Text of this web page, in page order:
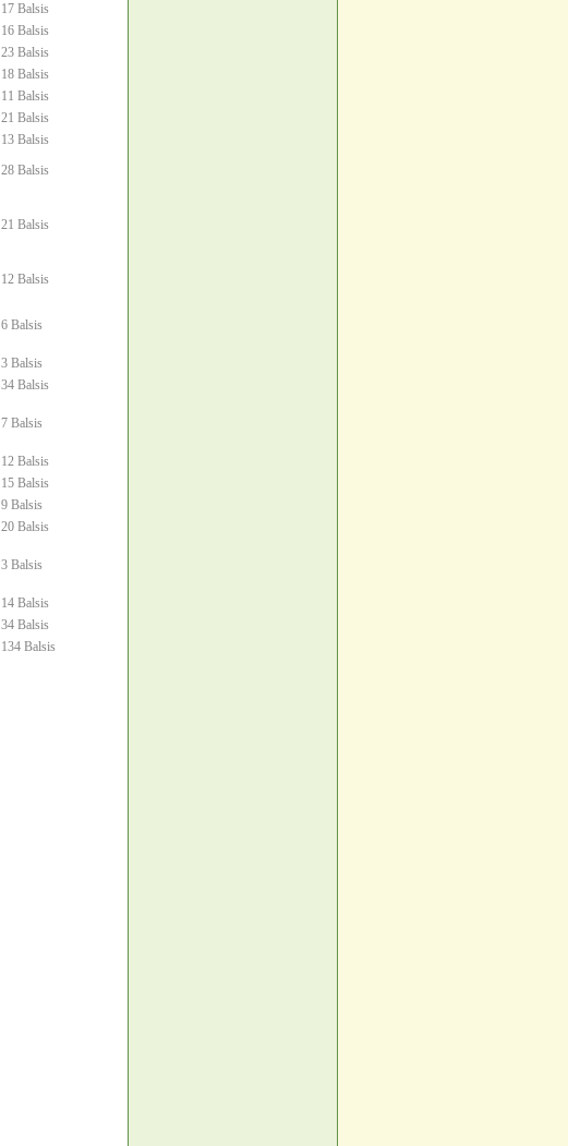
17 Balsis
16 Balsis
23 Balsis
18 Balsis
11 Balsis
21 Balsis
13 Balsis
28 Balsis
21 Balsis
12 Balsis
6 Balsis
3 Balsis
34 Balsis
7 Balsis
12 Balsis
15 Balsis
9 Balsis
20 Balsis
3 Balsis
14 Balsis
34 Balsis
134 Balsis